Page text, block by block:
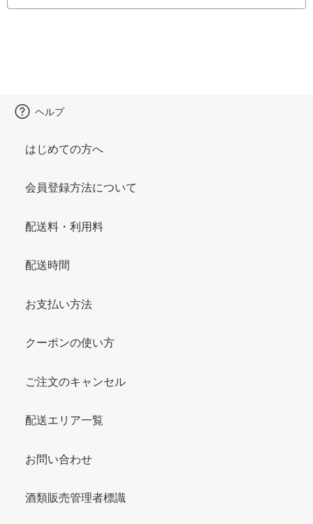
ヘルプ
はじめての方へ
会員登録方法について
配送料・利用料
配送時間
お支払い方法
クーポンの使い方
ご注文のキャンセル
配送エリア一覧
お問い合わせ
酒類販売管理者標識